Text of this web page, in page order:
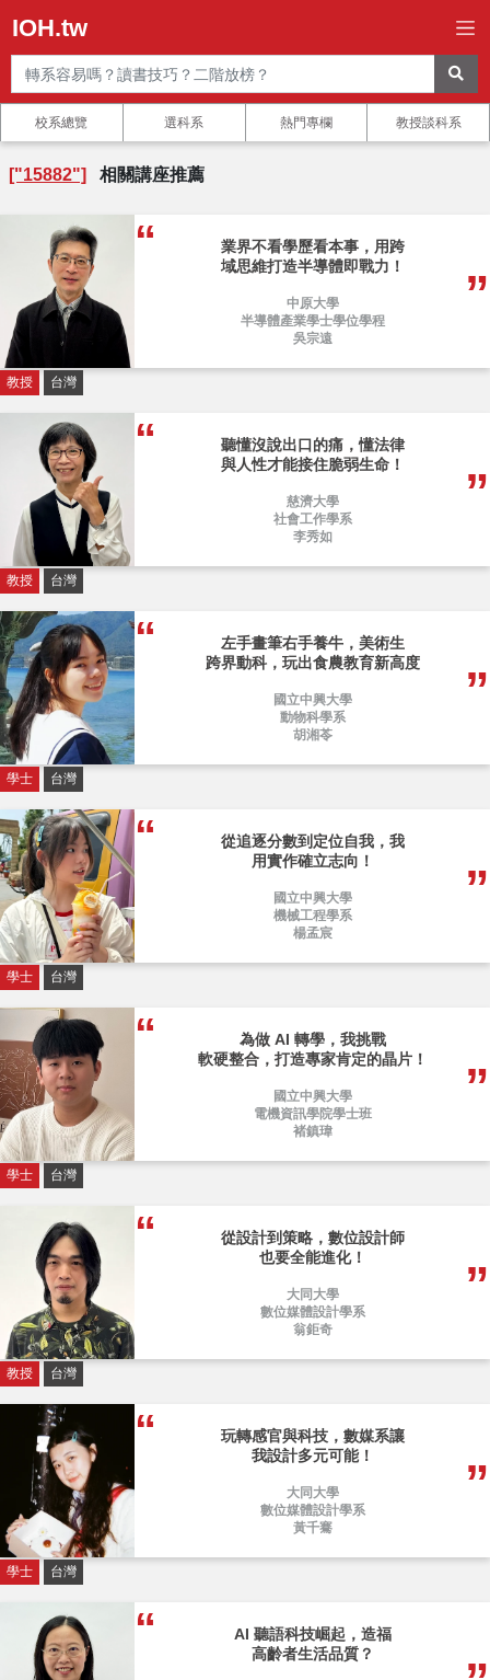
IOH.tw
校系總覽 選科系 熱門專欄 教授談科系
["15882"] 相關講座推薦
業界不看學歷看本事，用跨
域思維打造半導體即戰力！
中原大學
半導體產業學士學位學程
吳宗遠
教授 台灣
聽懂沒說出口的痛，懂法律
與人性才能接住脆弱生命！
慈濟大學
社會工作學系
李秀如
教授 台灣
左手畫筆右手養牛，美術生
跨界動科，玩出食農教育新高度
國立中興大學
動物科學系
胡湘苓
學士 台灣
從追逐分數到定位自我，我
用實作確立志向！
國立中興大學
機械工程學系
楊孟宸
學士 台灣
為做 AI 轉學，我挑戰
軟硬整合，打造專家肯定的晶片！
國立中興大學
電機資訊學院學士班
褚鎮瑋
學士 台灣
從設計到策略，數位設計師
也要全能進化！
大同大學
數位媒體設計學系
翁鉅奇
教授 台灣
玩轉感官與科技，數媒系讓
我設計多元可能！
大同大學
數位媒體設計學系
黃千騫
學士 台灣
AI 聽語科技崛起，造福
高齡者生活品質？